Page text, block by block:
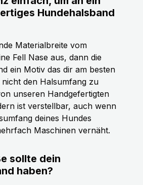
Hundehalsband
Materialbreite vom
Fell Nase aus, dann die
ein Motiv das dir am besten
nicht den Halsumfang zu
unseren Handgefertigten
ist verstellbar, auch wenn
deines Hundes
Maschinen vernäht.
sollte dein
haben?